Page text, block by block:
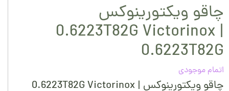
چاقو ویکتورینوکس
0.6223T82G Victorinox |
0.6223T82G
اتمام موجودی
چاقو ویکتورینوکس 0.6223T82G Victorinox |